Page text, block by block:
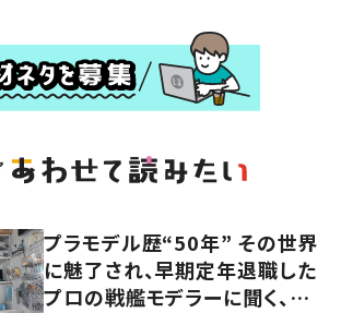
プラモデル歴“50年” その世界
に魅了され、早期定年退職した
プロの戦艦モデラーに聞く、充